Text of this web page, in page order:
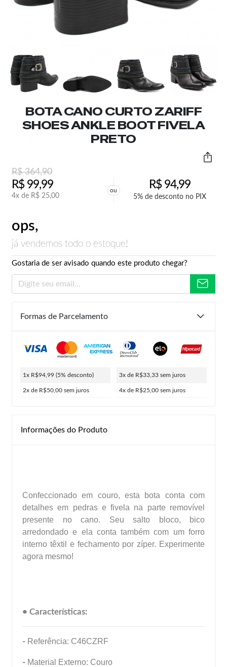
BOTA CANO CURTO ZARIFF
SHOES ANKLE BOOT FIVELA
PRETO
R$364,90
R$99,99
4x de R$ 25,00
ou R$94,99
5% de desconto no PIX
ops,
já vendemos todo o estoque!
Gostaria de ser avisado quando este produto chegar?
Formas de Parcelamento
1x R$94,99 (5% desconto)
2x de R$50,00 sem juros
3x de R$33,33 sem juros
4x de R$25,00 sem juros
Informações do Produto
Confeccionado em couro, esta bota conta com
detalhes em pedras e fivela na parte removível
presente no cano. Seu salto bloco, bico
arredondado e ela conta também com um forro
interno têxtil e fechamento por zíper. Experimente
agora mesmo!
• Características:
- Referência: C46CZRF
- Material Externo: Couro